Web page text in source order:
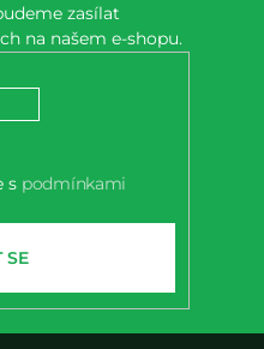
zasílat
na našem e-shopu.
s podmínkami
SE